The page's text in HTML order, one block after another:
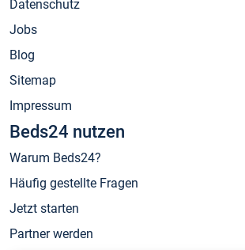
Datenschutz
Jobs
Blog
Sitemap
Impressum
Beds24 nutzen
Warum Beds24?
Häufig gestellte Fragen
Jetzt starten
Partner werden